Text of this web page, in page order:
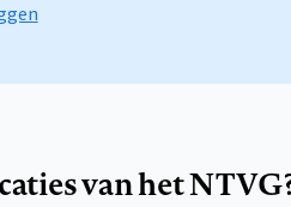
van het